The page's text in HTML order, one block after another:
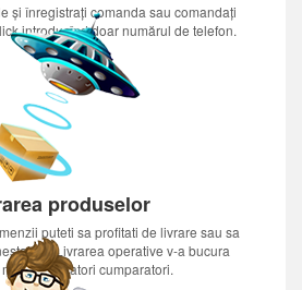
și înregistrați comanda sau comandați
introducînd doar numărul de telefon.
produselor
puteti sa profitati de livrare sau sa
operative v-a bucura
nerabdatori cumparatori.